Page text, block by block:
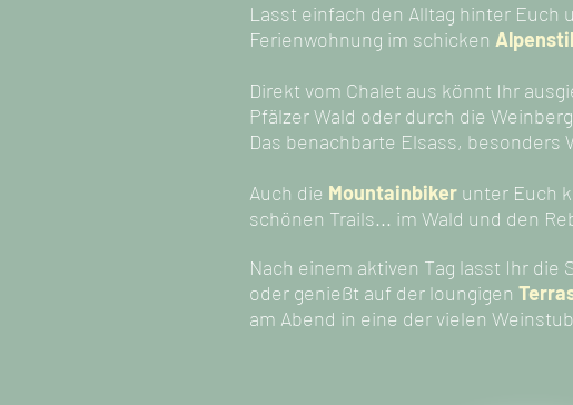
Lasst einfach den Alltag hinter Euch
Ferienwohnung im schicken Alpenstil
Direkt vom Chalet aus könnt Ihr
Pfälzer Wald oder durch die
Das benachbarte Elsass, besonders
Auch die Mountainbiker unter Euch
schönen Trails... im Wald und den
Nach einem aktiven Tag lasst Ihr die
oder genießt auf der loungigen
am Abend in eine der vielen